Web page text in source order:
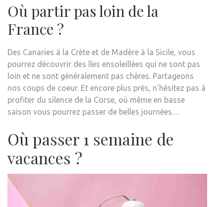
Où partir pas loin de la
France ?
Des Canaries à la Crète et de Madère à la Sicile, vous
pourrez découvrir des îles ensoleillées qui ne sont pas
loin et ne sont généralement pas chères. Partageons
nos coups de coeur. Et encore plus près, n’hésitez pas à
profiter du silence de la Corse, où même en basse
saison vous pourrez passer de belles journées…
Où passer 1 semaine de
vacances ?